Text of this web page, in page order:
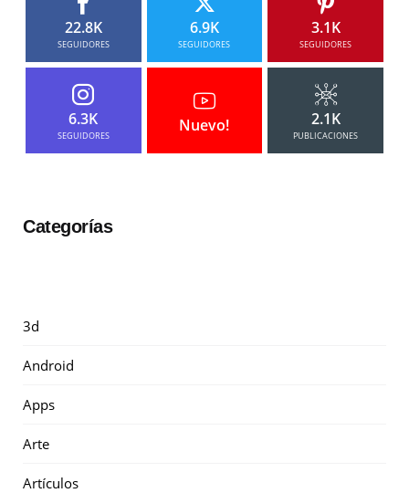
22.8K
SEGUIDORES
6.9K
SEGUIDORES
3.1K
SEGUIDORES
6.3K
SEGUIDORES
Nuevo! 2.1K
PUBLICACIONES
Categorías
3d
Android
Apps
Arte
Artículos